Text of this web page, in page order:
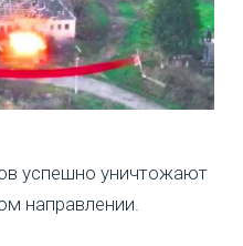
успешно уничтожают
направлении.